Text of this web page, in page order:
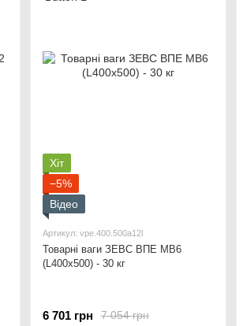
Хіт
−5%
Відео
Артикул: vpe.400.500a12l
Товарні ваги ЗЕВС ВПЕ МВ6
(L400x500) - 30 кг
7 054 грн
6 701 грн